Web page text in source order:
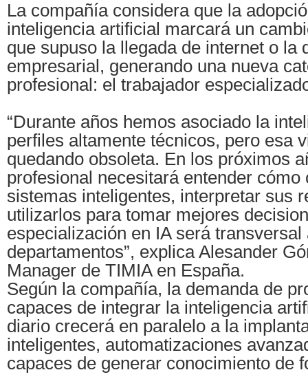
La compañía considera que la
inteligencia artificial marcará un
que supuso la llegada de internet o la
empresarial, generando una nueva
profesional: el trabajador
“Durante años hemos asociado la
perfiles altamente técnicos, pero esa
quedando obsoleta. En los próximos
profesional necesitará entender cómo
sistemas inteligentes, interpretar sus
utilizarlos para tomar mejores
especialización en IA será transversal
departamentos”, explica Alesander
Manager de TIMIA en España.
Según la compañía, la demanda de
capaces de integrar la inteligencia
diario crecerá en paralelo a la
inteligentes, automatizaciones
capaces de generar conocimiento de